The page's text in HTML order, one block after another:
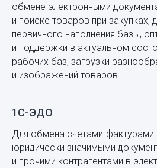
обмене электронными
и поиске товаров при закупках,
первичного наполнения базы,
и поддержки в актуальном
рабочих баз, загрузки
и изображений товаров.
1С-ЭДО
Для обмена счетами-фактурами
юридически значимыми
и прочими контрагентами в